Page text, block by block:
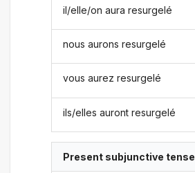
il/elle/on aura resurgelé
nous aurons resurgelé
vous aurez resurgelé
ils/elles auront resurgelé
Present subjunctive tense